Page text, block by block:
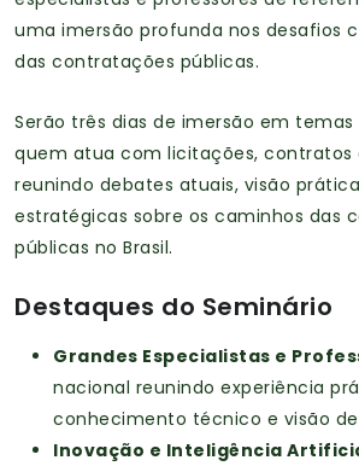
uma imersão profunda nos desafios
das contratações públicas.
Serão três dias de imersão em temas
quem atua com licitações, contratos
reunindo debates atuais, visão
estratégicas sobre os caminhos das
públicas no Brasil.
Destaques do Seminário
Grandes Especialistas e
nacional reunindo experiência
conhecimento técnico e visão
Inovação e Inteligência